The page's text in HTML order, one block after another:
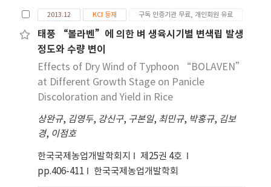
는 감온성 유전자원을 탐색하여 이용하는 것이 중요
하다고 생각되며, 중만생종 중심에서 조생종의 품종
비율을 높이는 방안도 필요할 것으로 사료된다.
월 25일 파종에서 8월 29일 출수하였고, 중만생종인
동진2호는 6월 15일 파종에서 8월27일에 출수하여
호남평야지 안전출수한계기(8월 31일) 이내에 출수
하였으며, 중만생종인 동진2호를 6월 25일에 파종하
는경우에는 출수만한기(9월 3일) 이내에 출수하였
다.3. m2당 수수는 파종기간에는 6월 15일 파종까지
줄어들었고, 수당립수는 파종기가 늦어짐에 따라 계
속해서 감소되는 경향을 보였다.4. 수량 및 완전미 비
율은 파종기가 늦어짐에 따라 감소하였으며, 특히 6
월 25일 파종에서는 현저하게 저하되었다.5. 단백질
함량은 조생종인 운광벼는 파종기에 따른 차이를보이
2013.12 KCI 등재 구독 인증기관 무료, 개인회원 유료
태풍 “볼라벤”에 의한 벼 생육시기별 변색립 발생
정도와 수량 변이
Effects of Dry Wind of Typhoon “BOLAVEN”
at Different Growth Stage on Panicle
Discoloration and Yield in Rice
상완규, 김영두, 강신구, 구본일, 최민규, 박홍규, 김보
경, 이점호
한국국제농업개발학회지
제25권 4호
pp.406-411
한국국제농업개발학회